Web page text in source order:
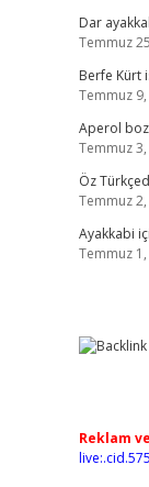
Dar
Temmuz
Berfe Kürt
Temmuz
Aperol
Temmuz
Öz
Temmuz
Ayakkabi
Temmuz
Reklam